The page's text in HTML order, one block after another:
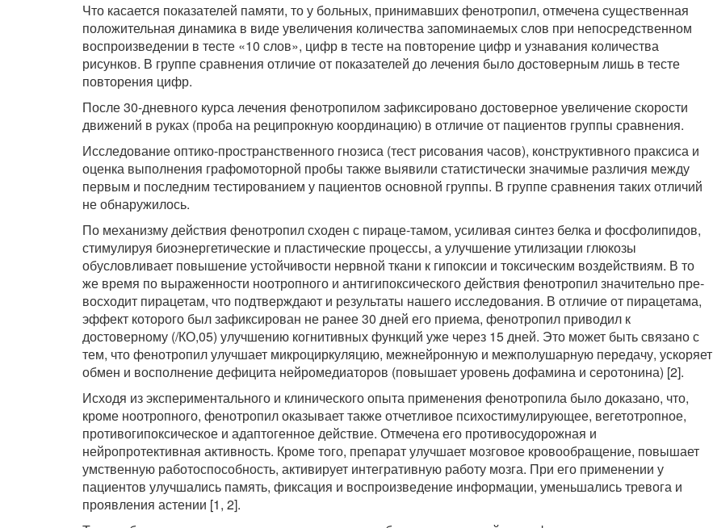
Что касается показателей памяти, то у больных, прини­мавших фенотропил, отмечена существенная
положитель­ная динамика в виде увеличения количества запоминаемых слов при непосредственном
воспроизведении в тесте «10 слов», цифр в тесте на повторение цифр и узнавания коли­чества
рисунков. В группе сравнения отличие от показателей до лечения было достоверным лишь в тесте
повторения цифр.
После 30-дневного курса лечения фенотропилом зафик­сировано достоверное увеличение скорости
движений в ру­ках (проба на реципрокную координацию) в отличие от пациентов группы сравнения.
Исследование оптико-пространственного гнозиса (тест рисования часов), конструктивного праксиса и
оценка вы­полнения графомоторной пробы также выявили статисти­чески значимые различия между
первым и последним тес­тированием у пациентов основной группы. В группе срав­нения таких отличий
не обнаружилось.
По механизму действия фенотропил сходен с пираце-тамом, усиливая синтез белка и фосфолипидов,
стимули­руя биоэнергетические и пластические процессы, а улуч­шение утилизации глюкозы
обусловливает повышение ус­тойчивости нервной ткани к гипоксии и токсическим воздействиям. В то
же время по выраженности ноотропного и антигипоксического действия фенотропил значительно пре­
восходит пирацетам, что подтверждают и результаты наше­го исследования. В отличие от пирацетама,
эффект которо­го был зафиксирован не ранее 30 дней его приема, фено­тропил приводил к
достоверному (/КО,05) улучшению ког­нитивных функций уже через 15 дней. Это может быть свя­зано с
тем, что фенотропил улучшает микроциркуляцию, межнейронную и межполушарную передачу, ускоряет
об­мен и восполнение дефицита нейромедиаторов (повышает уровень дофамина и серотонина) [2].
Исходя из экспериментального и клинического опыта применения фенотропила было доказано, что,
кроме ноо­тропного, фенотропил оказывает также отчетливое психо­стимулирующее, вегетотропное,
противогипоксическое и адаптогенное действие. Отмечена его противосудорожная и
нейропротективная активность. Кроме того, препарат улуч­шает мозговое кровообращение, повышает
умственную ра­ботоспособность, активирует интегративную работу мозга. При его применении у
пациентов улучшались память, фик­сация и воспроизведение информации, уменьшались тре­вога и
проявления астении [1, 2].